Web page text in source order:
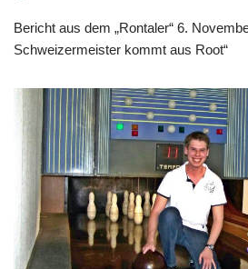
Bericht aus dem „Rontaler“ 6.
Schweizermeister kommt aus Root“